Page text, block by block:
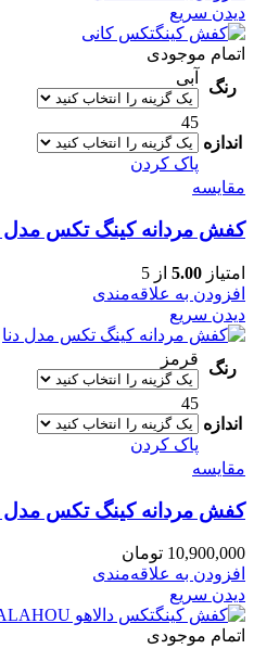
دیدن سریع
اتمام موجودی
رنگ
آبی
اندازه
45
پاک کردن
مقایسه
کفش مردانه کینگ تکس مدل
امتیاز 5.00 از 5
افزودن به علاقه‌مندی
دیدن سریع
رنگ
قرمز
اندازه
45
پاک کردن
مقایسه
کفش مردانه کینگ تکس مدل
10,900,000 تومان
افزودن به علاقه‌مندی
دیدن سریع
اتمام موجودی